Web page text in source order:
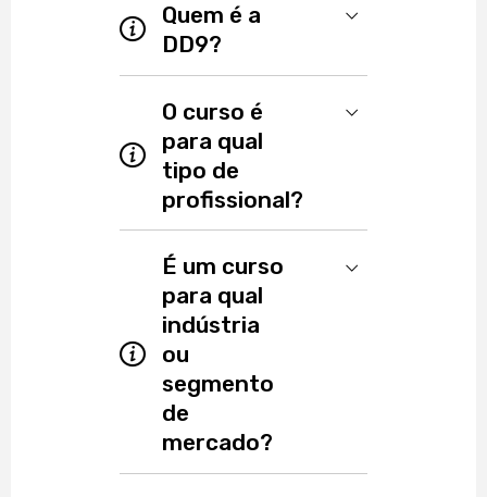
Quem é a
DD9?
O curso é
para qual
tipo de
profissional?
Scrum Masters
Gerentes de Projetos
Gerentes de Portfólio
Gerentes de Produto
É um curso
para qual
indústria
ou
segmento
de
mercado?